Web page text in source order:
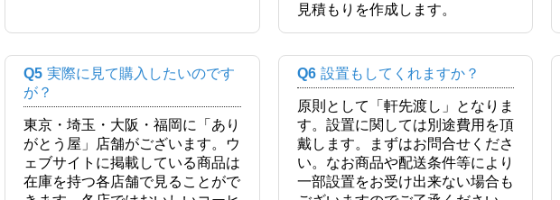
見積もりを作成します。
Q5 実際に見て購入したいのです
が？
東京・埼玉・大阪・福岡に「あり
がとう屋」店舗がございます。ウ
ェブサイトに掲載している商品は
在庫を持つ各店舗で見ることがで
Q6 設置もしてくれますか？
原則として「軒先渡し」となりま
す。設置に関しては別途費用を頂
戴します。まずはお問合せくださ
い。なお商品や配送条件等により
一部設置をお受け出来ない場合も